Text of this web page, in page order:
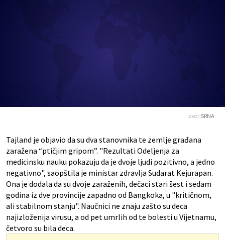
Izvor:SRNA
Tajland je objavio da su dva stanovnika te zemlje građana
zaražena “ptičjim gripom”. "Rezultati Odeljenja za
medicinsku nauku pokazuju da je dvoje ljudi pozitivno, a jedno
negativno", saopštila je ministar zdravlja Sudarat Kejurapan.
Ona je dodala da su dvoje zaraženih, dečaci stari šest i sedam
godina iz dve provincije zapadno od Bangkoka, u "kritičnom,
ali stabilnom stanju". Naučnici ne znaju zašto su deca
najizloženija virusu, a od pet umrlih od te bolesti u Vijetnamu,
četvoro su bila deca.